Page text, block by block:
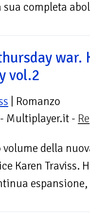
completa
war.
vol.2
| Romanzo
- Multiplayer.it -
volume della
Karen Traviss.